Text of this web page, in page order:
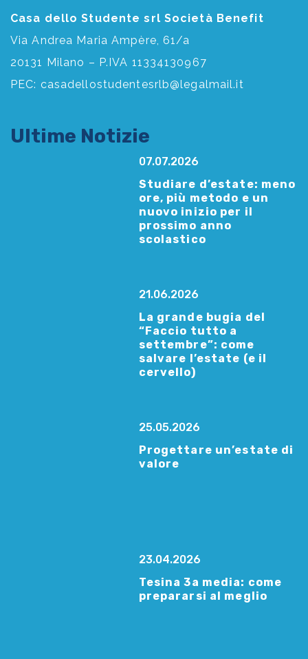
Casa dello Studente srl Società Benefit
Via Andrea Maria Ampère, 61/a
20131 Milano – P.IVA 11334130967
PEC: casadellostudentesrlb@legalmail.it
Ultime Notizie
07.07.2026
Studiare d’estate: meno
ore, più metodo e un
nuovo inizio per il
prossimo anno
scolastico
21.06.2026
La grande bugia del
“Faccio tutto a
settembre”: come
salvare l’estate (e il
cervello)
25.05.2026
Progettare un’estate di
valore
23.04.2026
Tesina 3a media: come
prepararsi al meglio